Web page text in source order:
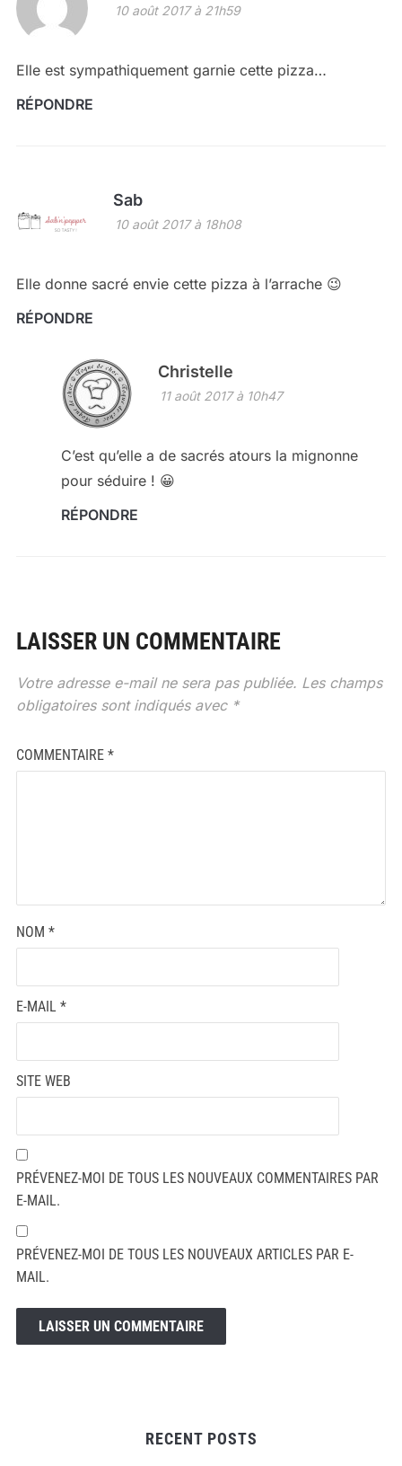
10 août 2017 à 21h59
Elle est sympathiquement garnie cette pizza…
RÉPONDRE
Sab
10 août 2017 à 18h08
Elle donne sacré envie cette pizza à l’arrache 😉
RÉPONDRE
Christelle
11 août 2017 à 10h47
C’est qu’elle a de sacrés atours la mignonne
pour séduire ! 😀
RÉPONDRE
LAISSER UN COMMENTAIRE
Votre adresse e-mail ne sera pas publiée. Les champs
obligatoires sont indiqués avec *
COMMENTAIRE *
NOM *
E-MAIL *
SITE WEB
PRÉVENEZ-MOI DE TOUS LES NOUVEAUX COMMENTAIRES PAR
E-MAIL.
PRÉVENEZ-MOI DE TOUS LES NOUVEAUX ARTICLES PAR E-
MAIL.
RECENT POSTS